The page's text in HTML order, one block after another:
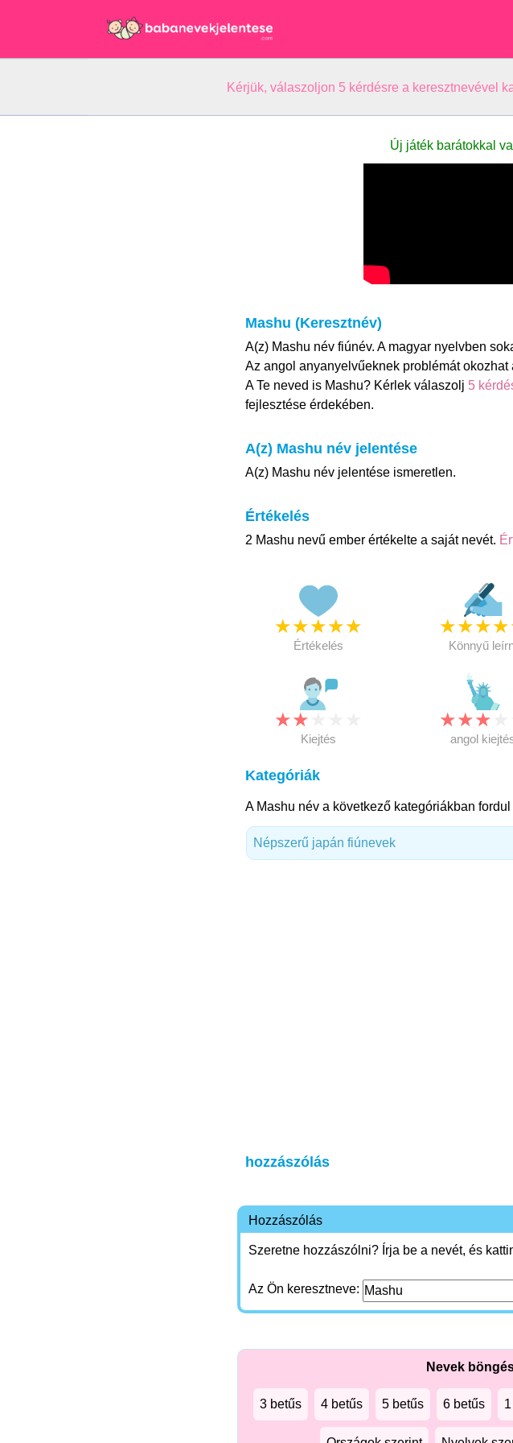
Kérjük, válaszoljon 5 kérdésre a keresztnevével
Új játék barátokkal
Mashu (Keresztnév)
A(z) Mashu név fiúnév. A magyar nyelvben
Az angol anyanyelvűeknek problémát okozhat
A Te neved is Mashu? Kérlek válaszolj 5
fejlesztése érdekében.
A(z) Mashu név jelentése
A(z) Mashu név jelentése ismeretlen.
Értékelés
2 Mashu nevű ember értékelte a saját nevét.
★★★★★
Értékelés
★★★★
Könnyű
★★
Kiejtés
★★★
angol
Kategóriák
A Mashu név a következő kategóriákban fordul
Népszerű japán fiúnevek
hozzászólás
Hozzászólás
Szeretne hozzászólni? Írja be a nevét, és
Az Ön keresztneve:
Nevek
3 betűs 4 betűs 5 betűs 6 betűs